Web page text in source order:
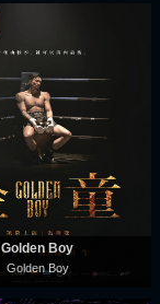
Golden Boy
Golden Boy